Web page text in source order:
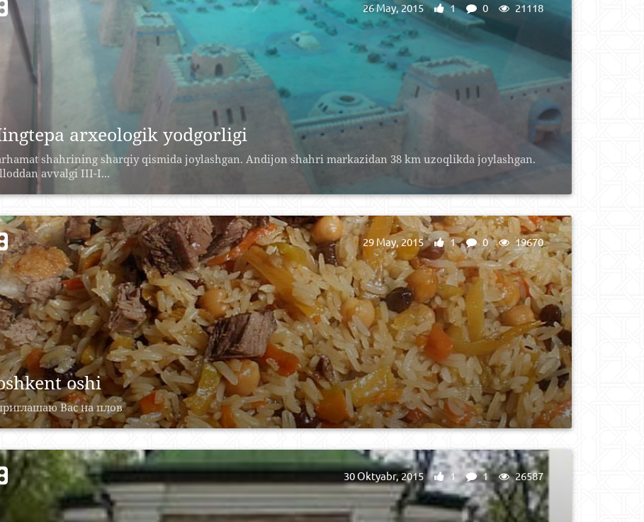
arxeologik yodgorligi
shahrining sharqiy qismida joylashgan. Andijon shahri markazidan 38 km uzoqlikda joylashgan.
avvalgi III-I...
26 May, 2015 1 0 21118
oshi
Вас на плов
29 May, 2015 1 0 19670
30 Oktyabr, 2015 1 1 26587